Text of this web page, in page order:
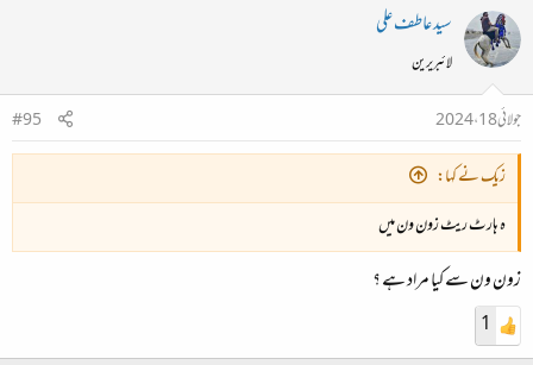
سید عاطف علی
لائبریرین
جولائی 18، 2024
#95
زیک نے کہا:
ہ ہارٹ ریٹ زون ون میں
زون ون سے کیا مراد ہے ؟
1